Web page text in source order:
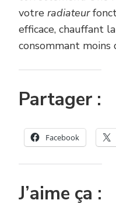
votre radiateur
efficace, chauffant
consommant moins
Partager :
Facebook
J’aime ça :